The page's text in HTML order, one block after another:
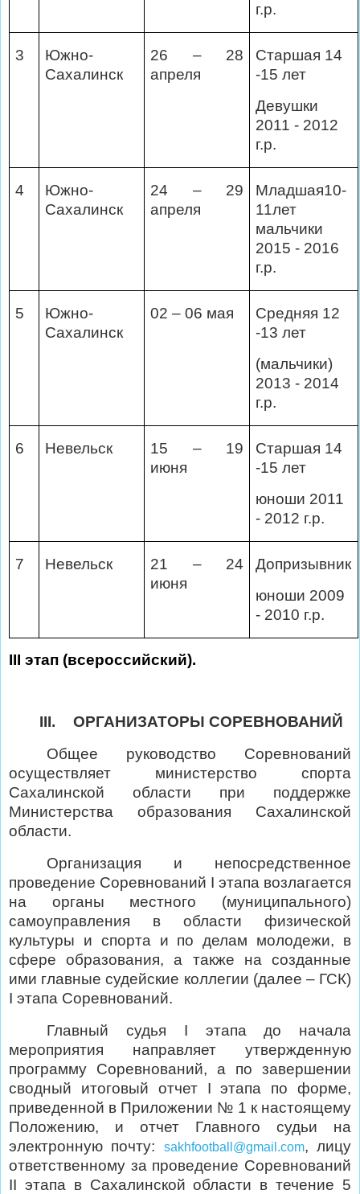
г.р.
3
Южно-
Сахалинск
26 – 28
апреля
Старшая 14
-15 лет
Девушки
2011 - 2012
г.р.
4
Южно-
Сахалинск
24 – 29
апреля
Младшая10-
11лет
мальчики
2015 - 2016
г.р.
5
Южно-
Сахалинск
02 – 06 мая
Средняя 12
-13 лет
(мальчики)
2013 - 2014
г.р.
6 Невельск
15 – 19
июня
Старшая 14
-15 лет
юноши 2011
- 2012 г.р.
7 Невельск
21 – 24
июня
Допризывник
юноши 2009
- 2010 г.р.
III этап (всероссийский).
III.
ОРГАНИЗАТОРЫ СОРЕВНОВАНИЙ
Общее руководство Соревнований
осуществляет министерство спорта
Сахалинской области при поддержке
Министерства образования Сахалинской
области.
Организация и непосредственное
проведение Соревнований I этапа возлагается
на органы местного (муниципального)
самоуправления в области физической
культуры и спорта и по делам молодежи, в
сфере образования, а также на созданные
ими главные судейские коллегии (далее – ГСК)
I этапа Соревнований.
Главный судья I этапа до начала
мероприятия направляет утвержденную
программу Соревнований, а по завершении
сводный итоговый отчет I этапа по форме,
приведенной в Приложении № 1 к настоящему
Положению, и отчет Главного судьи на
электронную почту:
sakhfootball @gmail .com, лицу
ответственному за проведение Соревнований
II этапа в Сахалинской области в течение 5